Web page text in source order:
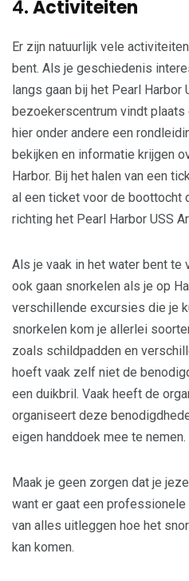
4.Activiteiten
Er zijn natuurlijk vele
bent. Als je geschiedenis
langs gaan bij het Pearl Harbor
bezoekerscentrum vindt plaats
hier onder andere een
bekijken en informatie krijgen
Harbor. Bij het halen van een
al een ticket voor de boottocht
richting het Pearl Harbor USS
Als je vaak in het water bent te
ook gaan snorkelen als je op
verschillende excursies die je
snorkelen kom je allerlei
zoals schildpadden en
hoeft vaak zelf niet de
een duikbril. Vaak heeft de
organiseert deze
eigen handdoek mee te nemen.
Maak je geen zorgen dat je
want er gaat een
van alles uitleggen hoe het
kan komen.